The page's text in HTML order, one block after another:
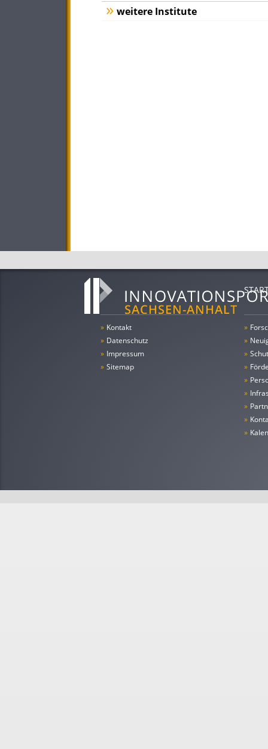
weitere Institute
» Kontakt
» Datenschutz
» Impressum
» Sitemap
»
»
»
»
»
»
»
»
»